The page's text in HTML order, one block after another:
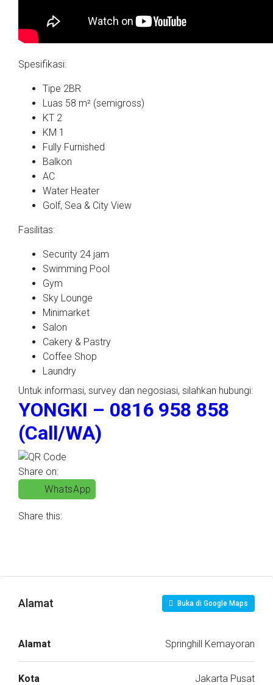
Spesifikasi:
Tipe 2BR
Luas 58 m² (semigross)
KT 2
KM 1
Fully Furnished
Balkon
AC
Water Heater
Golf, Sea & City View
Fasilitas:
Security 24 jam
Swimming Pool
Gym
Sky Lounge
Minimarket
Salon
Cakery & Pastry
Coffee Shop
Laundry
Untuk informasi, survey dan negosiasi, silahkan hubungi:
YONGKI – 0816 958 858
(Call/WA)
Share on:
WhatsApp
Share this:
Alamat Buka di Google Maps
Alamat Springhill Kemayoran
Kota Jakarta Pusat